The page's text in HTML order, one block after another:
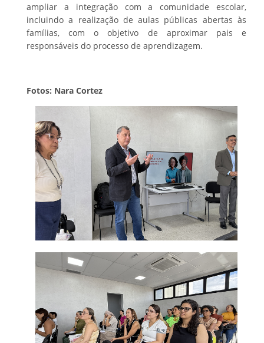
ampliar a integração com a comunidade escolar,
incluindo a realização de aulas públicas abertas às
famílias, com o objetivo de aproximar pais e
responsáveis do processo de aprendizagem.
Fotos: Nara Cortez